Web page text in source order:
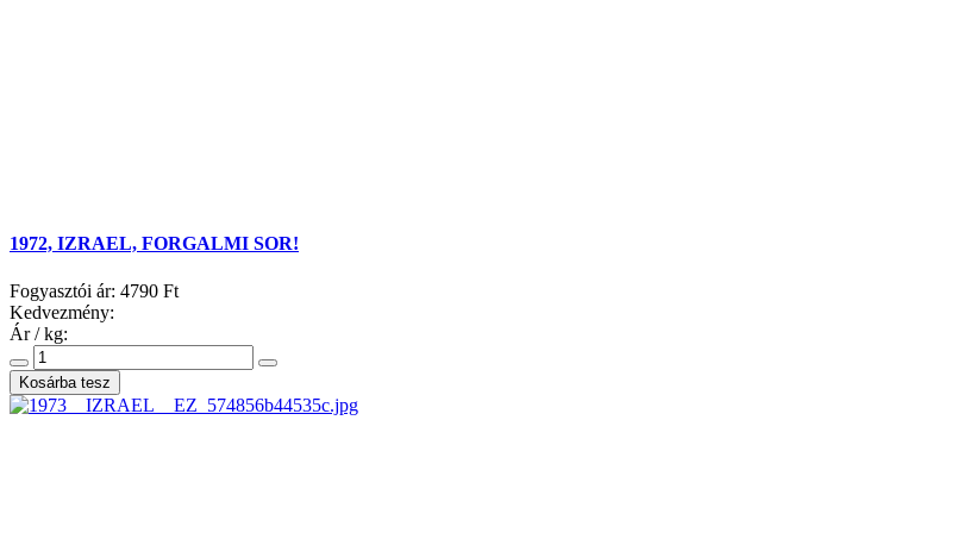
1972, IZRAEL, FORGALMI SOR!
Fogyasztói ár: 4790 Ft
Kedvezmény:
Ár / kg: